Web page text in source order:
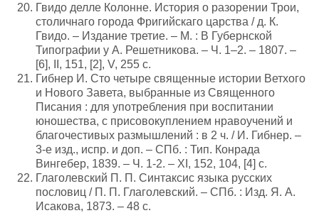
Гвидо делле Колонне. История о разорении Трои,
столичнаго города Фригийскаго царства / д. К.
Гвидо. – Издание третие. – М. : В Губернской
Типографии у А. Решетникова. – Ч. 1–2. – 1807. –
[6], II, 151, [2], V, 255 с.
Гибнер И. Сто четыре священные истории Ветхого
и Нового Завета, выбранные из Священного
Писания : для употребления при воспитании
юношества, с присовокуплением нравоучений и
благочестивых размышлений : в 2 ч. / И. Гибнер. –
3-е изд., испр. и доп. – СПб. : Тип. Конрада
Вингебер, 1839. – Ч. 1-2. – XI, 152, 104, [4] с.
Глаголевский П. П. Синтаксис языка русских
пословиц / П. П. Глаголевский. – СПб. : Изд. Я. А.
Исакова, 1873. – 48 с.